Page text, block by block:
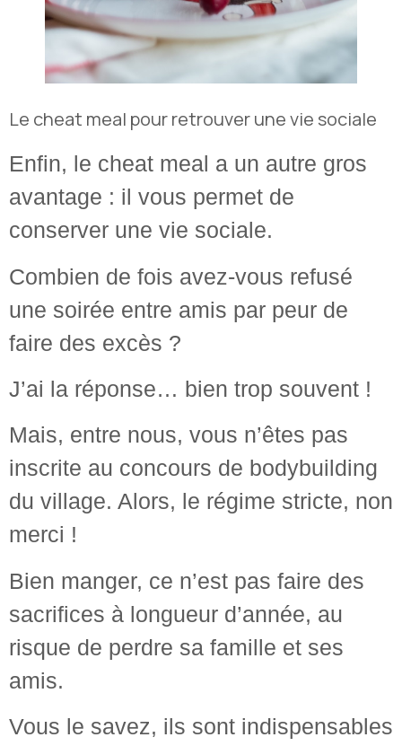
Le cheat meal pour retrouver une vie sociale
Enfin, le cheat meal a un autre gros
avantage : il vous permet de
conserver une vie sociale.
Combien de fois avez-vous refusé
une soirée entre amis par peur de
faire des excès ?
J’ai la réponse… bien trop souvent !
Mais, entre nous, vous n’êtes pas
inscrite au concours de bodybuilding
du village. Alors, le régime stricte, non
merci !
Bien manger, ce n’est pas faire des
sacrifices à longueur d’année, au
risque de perdre sa famille et ses
amis.
Vous le savez, ils sont indispensables